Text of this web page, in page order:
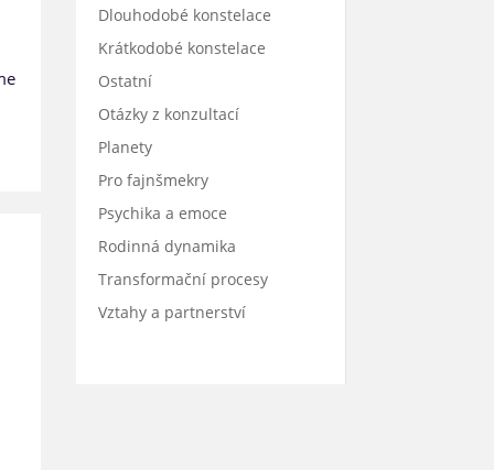
Dlouhodobé konstelace
Krátkodobé konstelace
Ostatní
Otázky z konzultací
Planety
Pro fajnšmekry
Psychika a emoce
Rodinná dynamika
Transformační procesy
Vztahy a partnerství